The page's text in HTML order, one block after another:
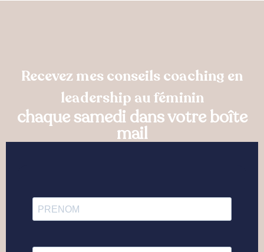
Recevez mes conseils coaching en
leadership au féminin
chaque samedi dans votre boîte
mail